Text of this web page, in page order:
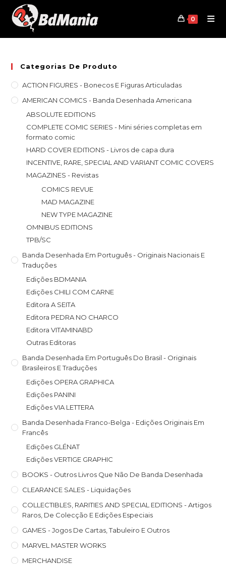
content
0
Categorias De Produto
ACTION FIGURES - Bonecos E Figuras Articuladas
AMERICAN COMICS - Banda Desenhada Americana
ABSOLUTE EDITIONS
COMPLETE COMIC SERIES - Mini séries completas em
formato comic
HARD COVER EDITIONS - Livros de capa dura
INCENTIVE, RARE, SPECIAL AND VARIANT COMIC COVERS
MAGAZINES - Revistas
COMICS REVUE
MAD MAGAZINE
NEW TYPE MAGAZINE
OMNIBUS EDITIONS
TPB/SC
Banda Desenhada Em Português - Originais Nacionais E
Traduções
Edições BDMANIA
Edições CHILI COM CARNE
Editora A SEITA
Editora PEDRA NO CHARCO
Editora VITAMINABD
Outras Editoras
Banda Desenhada Em Português Do Brasil - Originais
Brasileiros E Traduções
Edições OPERA GRAPHICA
Edições PANINI
Edições VIA LETTERA
Banda Desenhada Franco-Belga - Edições Originais Em
Francês
Edições GLÉNAT
Edições VERTIGE GRAPHIC
BOOKS - Outros Livros Que Não De Banda Desenhada
CLEARANCE SALES - Liquidações
COLLECTIBLES, RARITIES AND SPECIAL EDITIONS - Artigos
Raros, De Colecção E Edições Especiais
GAMES - Jogos De Cartas, Tabuleiro E Outros
MARVEL MASTER WORKS
MERCHANDISE